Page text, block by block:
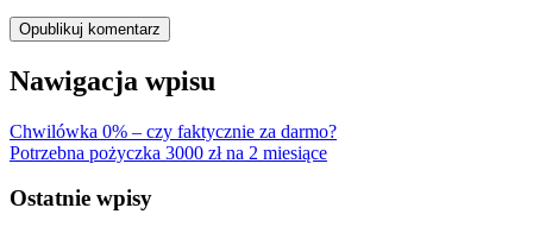
Nawigacja wpisu
Chwilówka 0% – czy faktycznie za darmo?
Potrzebna pożyczka 3000 zł na 2 miesiące
Ostatnie wpisy